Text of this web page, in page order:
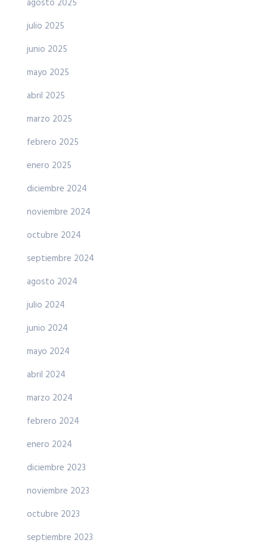
agosto 2025
julio 2025
junio 2025
mayo 2025
abril 2025
marzo 2025
febrero 2025
enero 2025
diciembre 2024
noviembre 2024
octubre 2024
septiembre 2024
agosto 2024
julio 2024
junio 2024
mayo 2024
abril 2024
marzo 2024
febrero 2024
enero 2024
diciembre 2023
noviembre 2023
octubre 2023
septiembre 2023